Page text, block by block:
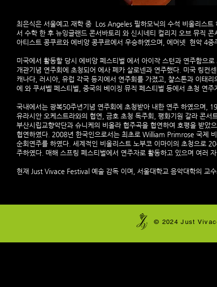
최은식은 서울예고 재학 중 Los Angeles 필하모닉의 수석 비올리스
서 수학 한 후 뉴잉글랜드 콘서바토리 와 신시네티 컬리지 오브 뮤직
아티스트 콩쿠르와 에비앙 콩쿠르에서 우승하였으며, 에머넷 현악 4
미국에서 활동할 당시 에비앙 페스티벌 에서 아이작 스턴과 연주함으
개관기념 연주회에 초청되어 에사 페카 살로넨과 연주했다. 미국 링컨
캐나다, 러시아, 유럽 각국 등지에서 연주회를 가졌고, 챨스톤과 이태
에 와 쿠셔벨 페스티벌, 중국의 베이징 뮤직 페스티벌 등에서 초청 연주
국내에서는 광복50주년기념 연주회에 초청받아 내한 연주 하였으며,
유라시안 오케스트라와의 협연, 금호 초청 독주회, 평화기원 갈라 콘
부산시립교향악단과 슈니케의 비올라 협주곡을 협연하여 호평을 받았
협연하였다. 2008년 한국인으로서는 최초로 William Primrose 국제
순회연주를 하였다. 세계적인 비올리스트 노부코 이마이의 초청으로
주하였다. 매해 스프링 페스티벌에서 연주자로 활동하고 있으며 여러
현재 Just Vivace Festival 예술 감독 이며, 서울대학교 음악대학의 교
​© 2024 Just